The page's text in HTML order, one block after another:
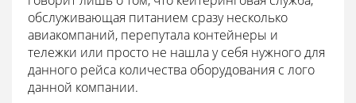
обслуживающая питанием сразу несколько
авиакомпаний, перепутала контейнеры и
тележки или просто не нашла у себя нужного для
данного рейса количества оборудования с лого
данной компании.